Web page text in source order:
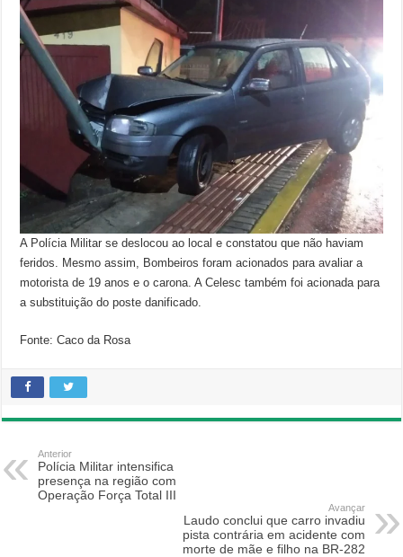
A Polícia Militar se deslocou ao local e constatou que não haviam
feridos. Mesmo assim, Bombeiros foram acionados para avaliar a
motorista de 19 anos e o carona. A Celesc também foi acionada para
a substituição do poste danificado.
Fonte: Caco da Rosa
Anterior
Polícia Militar intensifica
presença na região com
Operação Força Total III
Avançar
Laudo conclui que carro invadiu
pista contrária em acidente com
morte de mãe e filho na BR-282